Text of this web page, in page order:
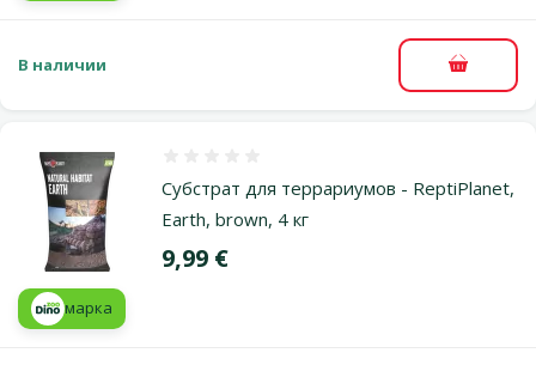
В наличии В
Субстрат для террариумов - ReptiPlanet,
Earth, brown, 4 кг
Цена
9,99 €
марка